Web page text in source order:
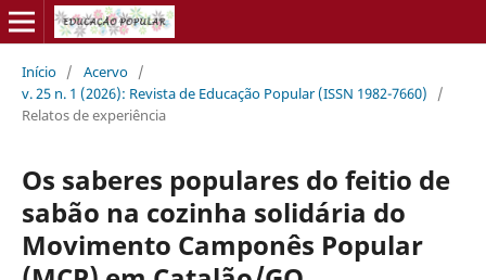
Início / Acervo /
v. 25 n. 1 (2026): Revista de Educação Popular (ISSN 1982-7660)
/
Relatos de experiência
Os saberes populares do feitio de
sabão na cozinha solidária do
Movimento Camponês Popular